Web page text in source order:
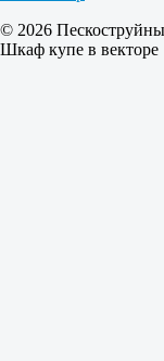
© 2026
Шкаф купе в векторе